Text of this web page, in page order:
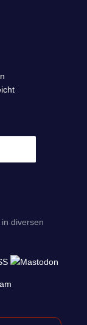
diversen